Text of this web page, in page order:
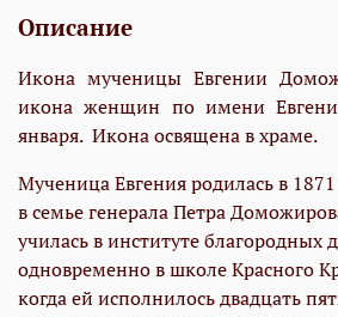
Описание
Икона мученицы Евгении
икона женщин по имени
января. Икона освящена в храме.
Мученица Евгения родилась в
в семье генерала Петра
училась в институте благородных
одновременно в школе Красного
когда ей исполнилось двадцать